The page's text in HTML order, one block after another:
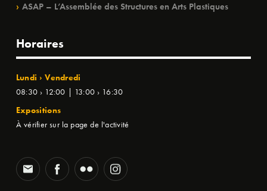
ASAP – L’Assemblée des Structures en Arts Plastiques
Horaires
Lundi › Vendredi
08:30 › 12:00 | 13:00 › 16:30
Expositions
À vérifier sur la page de l'activité